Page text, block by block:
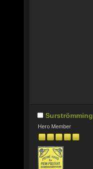
Surströmming
Hero Member